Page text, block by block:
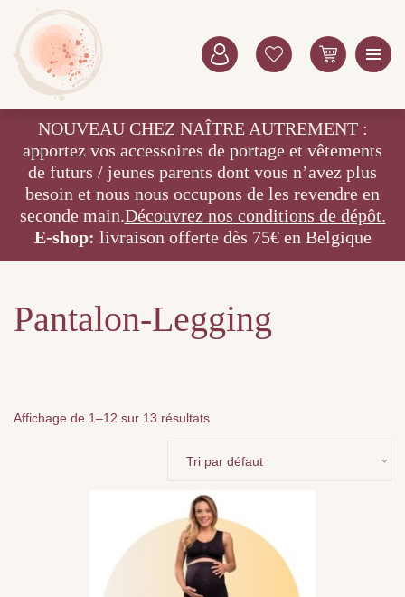
NOUVEAU CHEZ NAÎTRE AUTREMENT :
apportez vos accessoires de portage et vêtements
de futurs / jeunes parents dont vous n’avez plus
besoin et nous nous occupons de les revendre en
seconde main.Découvrez nos conditions de dépôt.
E-shop: livraison offerte dès 75€ en Belgique
Pantalon-Legging
Affichage de 1–12 sur 13 résultats
Ce
produit
a
plusieurs
variations.
Les
options
peuvent